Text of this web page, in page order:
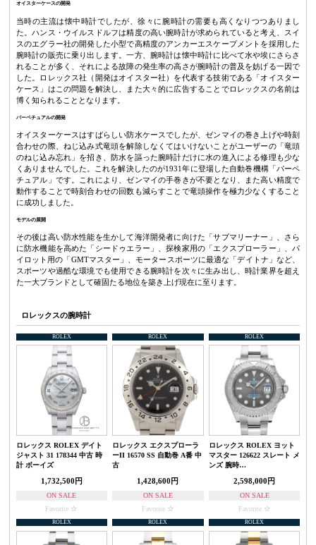
オイスターケースの開発
当時の主流は懐中時計でしたが、徐々に腕時計の需要も高くなりつつありまし
た。ハンス・ウイルスドルフは精度の高い腕時計が求められていると考え、スイ
スのエグラー社の開発した小型で高精度のアンカーエスケープメントを採用した
腕時計の販売に乗り出します。一方、腕時計は懐中時計に比べて水や埃にさらさ
れることが多く、それによる故障の発生率の高さが腕時計の普及を妨げる一因で
した。ロレックス社（開発はオイスター社）を代表する技術である「オイスター
ケース」はこの問題を解決し、また大々的に広告することでロレックスの名前は
博く知られることとなります。
パーペチュアルの開発
オイスターケースはすばらしい防水ケースでしたが、ゼンマイの巻き上げや時刻
合わせの際、ねじ込み式竜頭を解除しなくてはいけないことがユーザーの「竜頭
のねじ込み忘れ」を招き、防水を謳った腕時計だけに水の進入による修理も少な
くありませんでした。これを解決したのが1931年に登場した自動巻機構「パーペ
チュアル」です。これにより、ゼンマイの手巻きが不要となり、また高い精度で
動作することで時刻合わせの回数も減らすことで竜頭操作を極力少なくすること
に成功しました。
モデルの展開
その後は高い防水性能を生かして海洋開発者に向けた「サブマリーナー」、さら
に防水機能を高めた「シードゥエラー」、探検家用の「エクスプローラー」、パ
イロット用の「GMTマスター」、モータースポーツに最適な「デイトナ」など、
スポーツや過酷な環境でも使用できる腕時計を次々に生み出し、時計業界を超え
た一大ブランドとして確固たる地位を築き上げ現在に至ります。
ロレックスの腕時計
ROLEX
ロレックス ROLEX デイト
ジャスト 31 178344 中古 時
計 ボーイズ
1,732,500円
ON SALE
Favorite
ROLEX
ロレックス エクスプローラ
ーII 16570 SS 自動巻 A番 中
古
1,428,600円
ON SALE
Favorite
ROLEX
ロレックス ROLEX ヨット
マスター 126622 スレート メ
ンズ 腕時…
2,598,000円
ON SALE
Favorite
ROLEX ROLEX ROLEX